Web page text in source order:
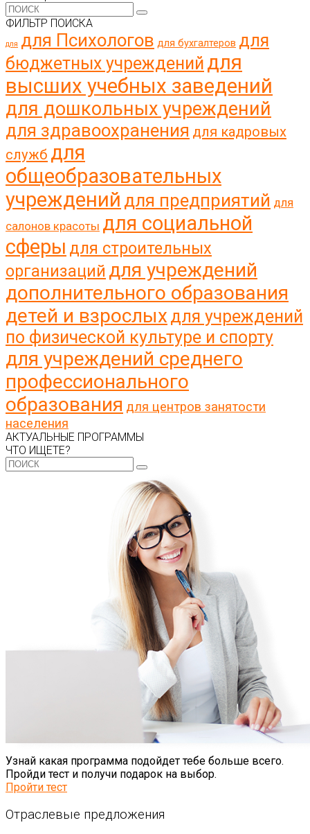
ФИЛЬТР ПОИСКА
для для Психологов для бухгалтеров для
бюджетных учреждений для
высших учебных заведений
для дошкольных учреждений
для здравоохранения для кадровых
служб для
общеобразовательных
учреждений для предприятий для
салонов красоты для социальной
сферы для строительных
организаций для учреждений
дополнительного образования
детей и взрослых для учреждений
по физической культуре и спорту
для учреждений среднего
профессионального
образования для центров занятости
населения
АКТУАЛЬНЫЕ ПРОГРАММЫ
ЧТО ИЩЕТЕ?
Узнай какая программа подойдет тебе больше всего.
Пройди тест и получи подарок на выбор.
Пройти тест
Отраслевые предложения